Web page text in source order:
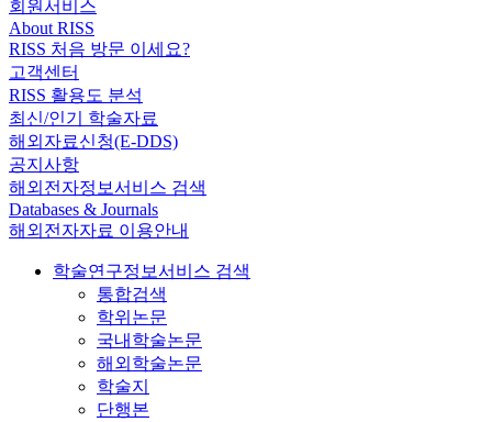
회원서비스
About RISS
RISS 처음 방문 이세요?
고객센터
RISS 활용도 분석
최신/인기 학술자료
해외자료신청(E-DDS)
공지사항
해외전자정보서비스 검색
Databases & Journals
해외전자자료 이용안내
학술연구정보서비스 검색
통합검색
학위논문
국내학술논문
해외학술논문
학술지
단행본